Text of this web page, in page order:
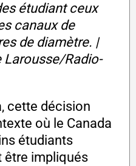
étudiant ceux
canaux de
de diamètre. |
Larousse/Radio-
cette décision
où le Canada
étudiants
être impliqués